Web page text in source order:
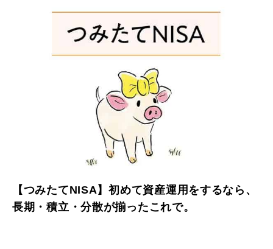
【つみたてNISA】初めて資産運用をするなら、
長期・積立・分散が揃ったこれで。